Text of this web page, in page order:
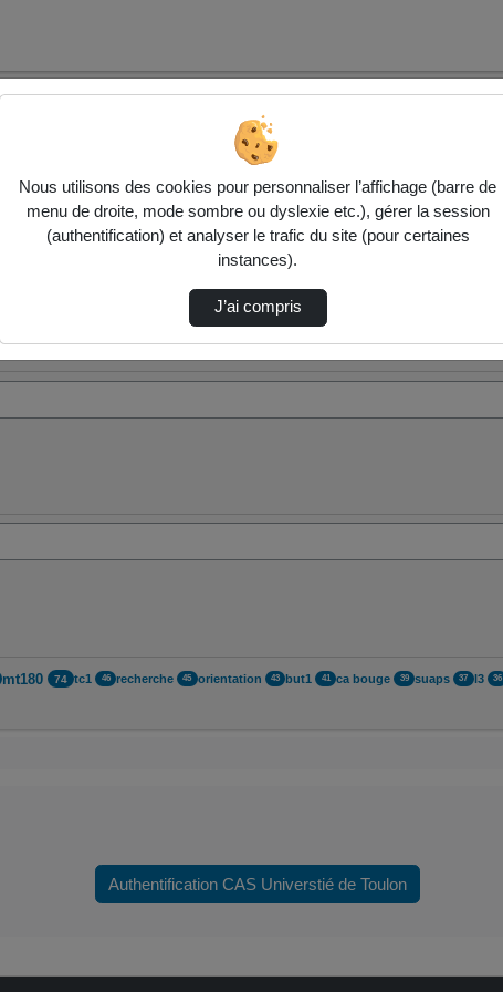
mt180 74 tc1 46 recherche 45 orientation 43 but1 41 ca bouge 39 suaps 37 l3 36
Authentification CAS Universtié de Toulon
Nous utilisons des cookies pour personnaliser l’affichage (barre de
menu de droite, mode sombre ou dyslexie etc.), gérer la session
(authentification) et analyser le trafic du site (pour certaines
instances).
J’ai compris